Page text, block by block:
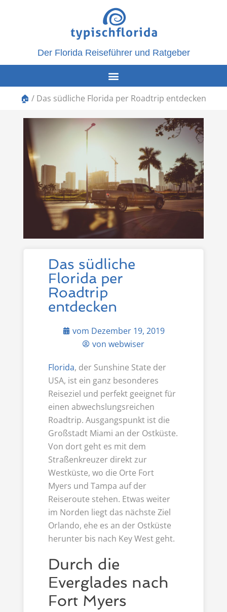
Der Florida Reiseführer und Ratgeber
🏠 / Das südliche Florida per Roadtrip entdecken
Das südliche
Florida per
Roadtrip
entdecken
vom Dezember 19, 2019
von webwiser
Florida, der Sunshine State der
USA, ist ein ganz besonderes
Reiseziel und perfekt geeignet für
einen abwechslungsreichen
Roadtrip. Ausgangspunkt ist die
Großstadt Miami an der Ostküste.
Von dort geht es mit dem
Straßenkreuzer direkt zur
Westküste, wo die Orte Fort
Myers und Tampa auf der
Reiseroute stehen. Etwas weiter
im Norden liegt das nächste Ziel
Orlando, ehe es an der Ostküste
herunter bis nach Key West geht.
Durch die
Everglades nach
Fort Myers